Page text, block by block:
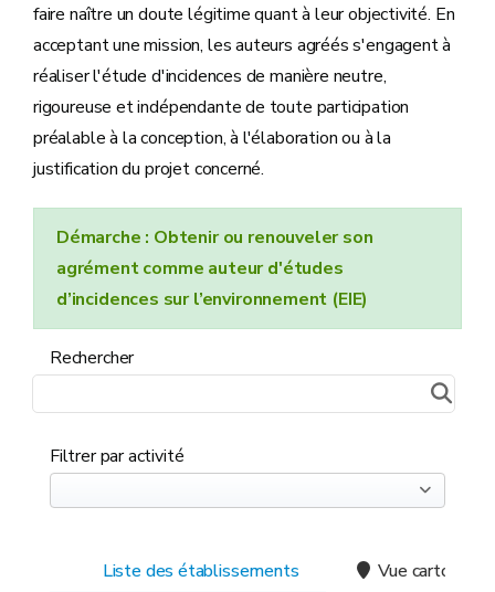
faire naître un doute légitime quant à leur objectivité. En
acceptant une mission, les auteurs agréés s'engagent à
réaliser l'étude d'incidences de manière neutre,
rigoureuse et indépendante de toute participation
préalable à la conception, à l'élaboration ou à la
justification du projet concerné.
Démarche : Obtenir ou renouveler son
agrément comme auteur d'études
d’incidences sur l’environnement (EIE)
Rechercher
Filtrer par activité
Liste des établissements Vue